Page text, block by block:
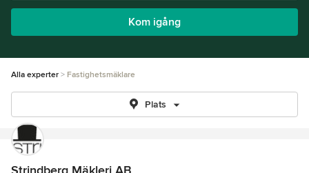
Kom igång
Alla experter Fastighetsmäklare
Plats